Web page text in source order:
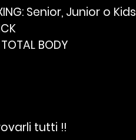
Senior, Junior o Kids
BODY
tutti !!